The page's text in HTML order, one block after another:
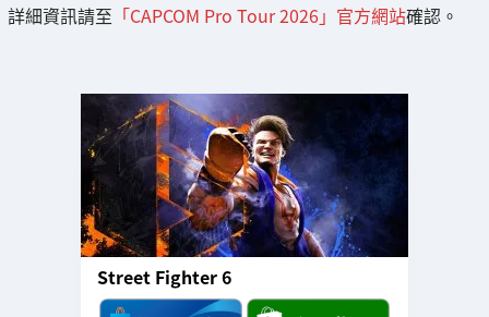
詳細資訊請至 「CAPCOM Pro Tour 2026」官方網站確認。
Street Fighter 6